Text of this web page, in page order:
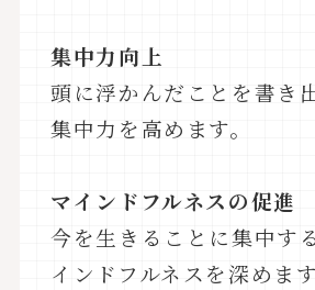
集中力向上
頭に浮かんだことを書き
集中力を高めます。
マインドフルネスの促進
今を生きることに集中す
インドフルネスを深めます